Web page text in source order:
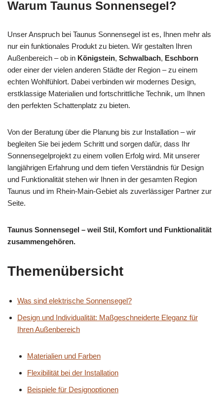
Warum Taunus Sonnensegel?
Unser Anspruch bei Taunus Sonnensegel ist es, Ihnen mehr als
nur ein funktionales Produkt zu bieten. Wir gestalten Ihren
Außenbereich – ob in Königstein, Schwalbach, Eschborn
oder einer der vielen anderen Städte der Region – zu einem
echten Wohlfühlort. Dabei verbinden wir modernes Design,
erstklassige Materialien und fortschrittliche Technik, um Ihnen
den perfekten Schattenplatz zu bieten.
Von der Beratung über die Planung bis zur Installation – wir
begleiten Sie bei jedem Schritt und sorgen dafür, dass Ihr
Sonnensegelprojekt zu einem vollen Erfolg wird. Mit unserer
langjährigen Erfahrung und dem tiefen Verständnis für Design
und Funktionalität stehen wir Ihnen in der gesamten Region
Taunus und im Rhein-Main-Gebiet als zuverlässiger Partner zur
Seite.
Taunus Sonnensegel – weil Stil, Komfort und Funktionalität
zusammengehören.
Themenübersicht
Was sind elektrische Sonnensegel?
Design und Individualität: Maßgeschneiderte Eleganz für
Ihren Außenbereich
Materialien und Farben
Flexibilität bei der Installation
Beispiele für Designoptionen